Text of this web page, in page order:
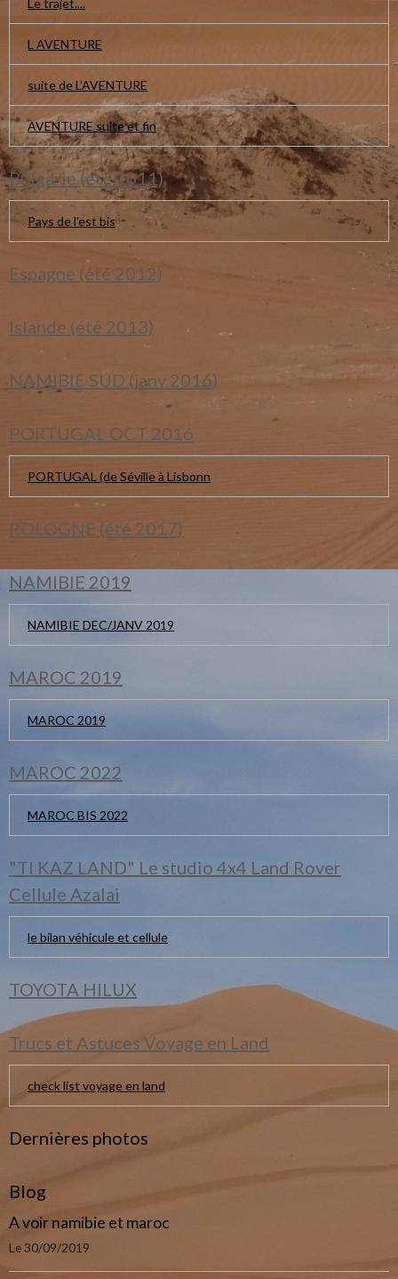
Le trajet....
L AVENTURE
suite de L'AVENTURE
AVENTURE suite et fin
Bulgarie (été 2011)
Pays de l'est bis
Espagne (été 2012)
Islande (été 2013)
NAMIBIE SUD (janv 2016)
PORTUGAL OCT 2016
PORTUGAL (de Séville à Lisbonn
POLOGNE (été 2017)
NAMIBIE 2019
NAMIBIE DEC/JANV 2019
MAROC 2019
MAROC 2019
MAROC 2022
MAROC BIS 2022
"TI KAZ LAND" Le studio 4x4 Land Rover
Cellule Azalai
le bilan véhicule et cellule
TOYOTA HILUX
Trucs et Astuces Voyage en Land
check list voyage en land
Dernières photos
Blog
A voir namibie et maroc
Le 30/09/2019